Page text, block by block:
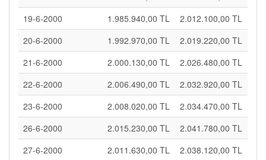
19-6-2000
1.985.940,00 TL
2.012.100,00 TL
20-6-2000
1.992.970,00 TL
2.019.220,00 TL
21-6-2000
2.000.130,00 TL
2.026.480,00 TL
22-6-2000
2.006.490,00 TL
2.032.920,00 TL
23-6-2000
2.008.020,00 TL
2.034.470,00 TL
26-6-2000
2.015.230,00 TL
2.041.780,00 TL
27-6-2000
2.011.630,00 TL
2.038.120,00 TL